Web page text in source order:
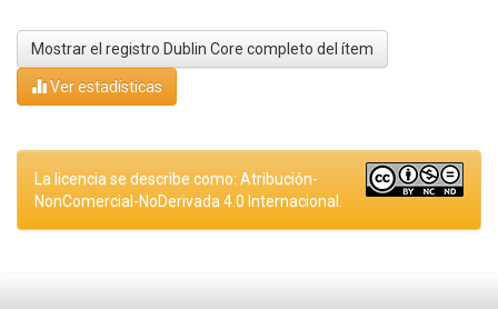
Mostrar el registro Dublin Core completo del ítem
Ver estadísticas
La licencia se describe como: Atribución-
NonComercial-NoDerivada 4.0 Internacional.